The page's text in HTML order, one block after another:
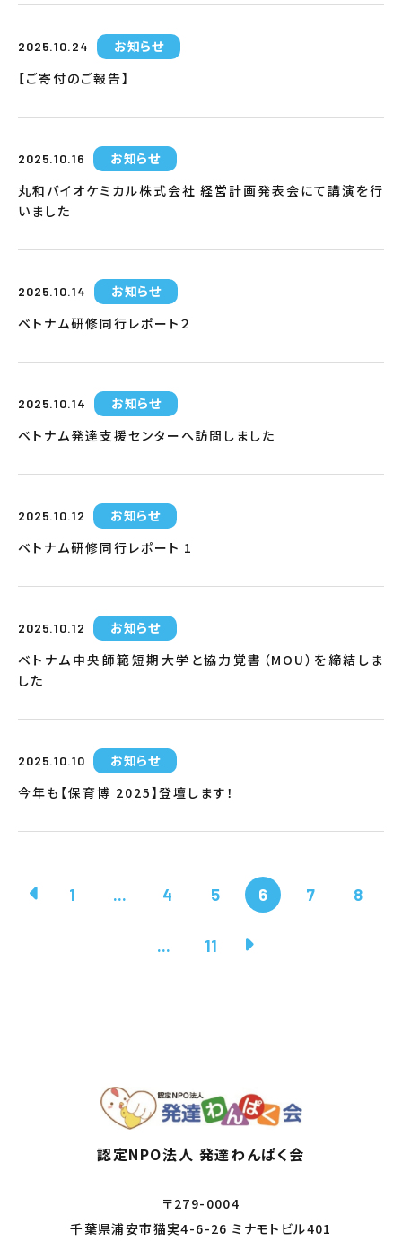
2025.10.24
お知らせ
【ご寄付のご報告】
2025.10.16
お知らせ
丸和バイオケミカル株式会社 経営計画発表会にて講演を行
いました
2025.10.14
お知らせ
ベトナム研修同行レポート２
2025.10.14
お知らせ
ベトナム発達支援センターへ訪問しました
2025.10.12
お知らせ
ベトナム研修同行レポート 1
2025.10.12
お知らせ
ベトナム中央師範短期大学と協力覚書（MOU）を締結しま
した
2025.10.10
お知らせ
今年も【保育博 2025】登壇します！
1 ... 4 5 6 7 8
... 11
認定NPO法人 発達わんぱく会
〒279-0004
千葉県浦安市猫実4-6-26 ミナモトビル401